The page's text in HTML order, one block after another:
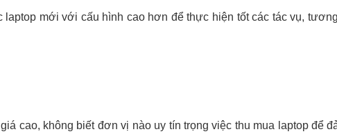
laptop mới với cấu hình cao hơn để thực hiện tốt các tác vụ,
cao, không biết đơn vị nào uy tín trọng việc thu mua laptop để